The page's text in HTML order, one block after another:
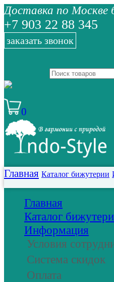
Доставка по Москве
+7 903 22 88 345
заказать звонок
0
Главная Каталог бижутерии
Главная
Каталог
Информация
Условия
Система скидок
Оплата